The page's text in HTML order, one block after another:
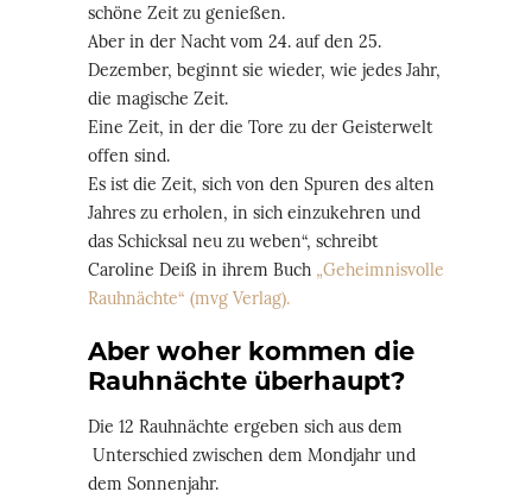
schöne Zeit zu genießen.
Aber in der Nacht vom 24. auf den 25.
Dezember, beginnt sie wieder, wie jedes Jahr,
die magische Zeit.
Eine Zeit, in der die Tore zu der Geisterwelt
offen sind.
Es ist die Zeit, sich von den Spuren des alten
Jahres zu erholen, in sich einzukehren und
das Schicksal neu zu weben“, schreibt
Caroline Deiß in ihrem Buch „Geheimnisvolle
Rauhnächte“ (mvg Verlag).
Aber woher kommen die
Rauhnächte überhaupt?
Die 12 Rauhnächte ergeben sich aus dem
Unterschied zwischen dem Mondjahr und
dem Sonnenjahr.